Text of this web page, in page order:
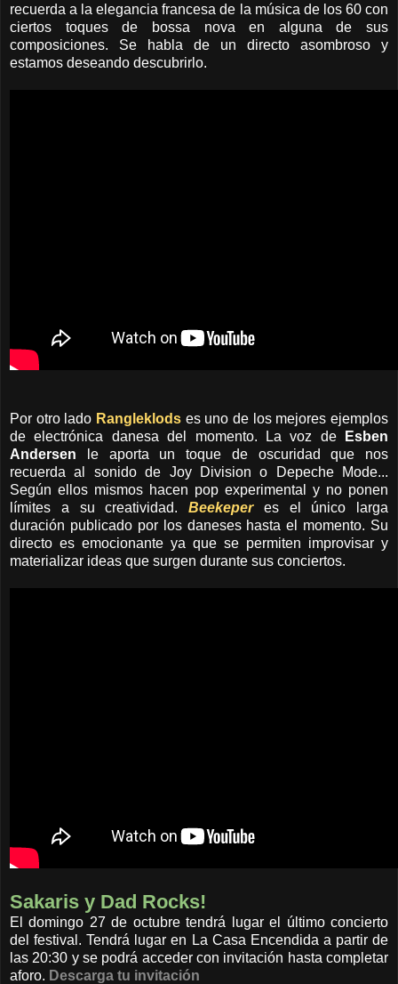
recuerda a la elegancia francesa de la música de los 60 con
ciertos toques de bossa nova en alguna de sus
composiciones. Se habla de un directo asombroso y
estamos deseando descubrirlo.
Por otro lado Rangleklods es uno de los mejores ejemplos
de electrónica danesa del momento. La voz de
Esben
Andersen le aporta un toque de oscuridad que nos
recuerda al sonido de Joy Division o Depeche Mode...
Según ellos mismos hacen pop experimental y no ponen
límites a su creatividad. Beekeperes el único larga
duración publicado por los daneses hasta el momento. Su
directo es emocionante ya que se permiten improvisar y
materializar ideas que surgen durante sus conciertos.
Sakaris y Dad Rocks!
El domingo 27 de octubre tendrá lugar el último concierto
del festival. Tendrá lugar en La Casa Encendida a partir de
las 20:30 y se podrá acceder con invitación hasta completar
aforo. Descarga tu invitación